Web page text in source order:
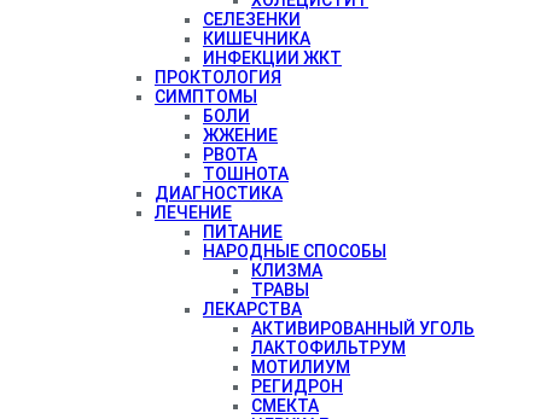
СЕЛЕЗЕНКИ
КИШЕЧНИКА
ИНФЕКЦИИ ЖКТ
ПРОКТОЛОГИЯ
СИМПТОМЫ
БОЛИ
ЖЖЕНИЕ
РВОТА
ТОШНОТА
ДИАГНОСТИКА
ЛЕЧЕНИЕ
ПИТАНИЕ
НАРОДНЫЕ СПОСОБЫ
КЛИЗМА
ТРАВЫ
ЛЕКАРСТВА
АКТИВИРОВАННЫЙ УГОЛЬ
ЛАКТОФИЛЬТРУМ
МОТИЛИУМ
РЕГИДРОН
СМЕКТА